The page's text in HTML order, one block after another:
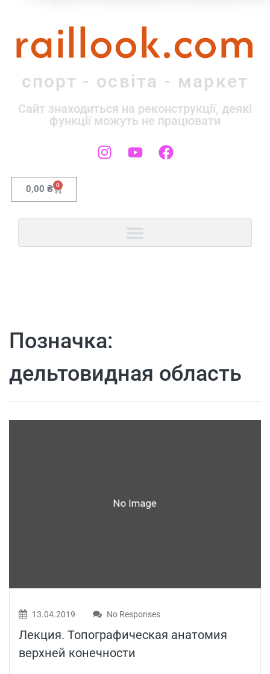
raillook.com
спорт - освіта - маркет
Сайт знаходиться на реконструкції, деякі
функції можуть не працювати
0,00 ₴ 0
Позначка:
дельтовидная область
13.04.2019 No Responses
Лекция. Топографическая анатомия
верхней конечности